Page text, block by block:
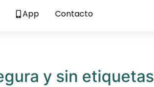
App Contacto
y sin etiquetas